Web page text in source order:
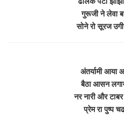
गुरूजी ने लेवा
सोने रो सूरज
अंतर्यामी आया
बैठा आसन
नर नारी और
प्रेम रा पुष्प